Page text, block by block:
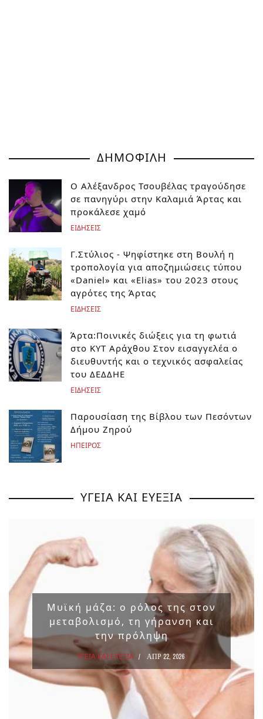
ΔΗΜΟΦΙΛΗ
Ο Αλέξανδρος Τσουβέλας τραγούδησε
σε πανηγύρι στην Καλαμιά Άρτας και
προκάλεσε χαμό
ΕΙΔΗΣΕΙΣ
Γ.Στύλιος - Ψηφίστηκε στη Βουλή η
τροπολογία για αποζημιώσεις τύπου
«Daniel» και «Elias» του 2023 στους
αγρότες της Άρτας
ΕΙΔΗΣΕΙΣ
Άρτα:Ποινικές διώξεις για τη φωτιά
στο ΚΥΤ Αράχθου Στον εισαγγελέα ο
διευθυντής και ο τεχνικός ασφαλείας
του ΔΕΔΔΗΕ
ΕΙΔΗΣΕΙΣ
Παρουσίαση της Βίβλου των Πεσόντων
Δήμου Ζηρού
ΗΠΕΙΡΟΣ
ΥΓΕΙΑ ΚΑΙ ΕΥΕΞΙΑ
Μυϊκή μάζα: ο ρόλος της στον
μεταβολισμό, τη γήρανση και
την πρόληψη
ΥΓΕΙΑ ΚΑΙ ΕΥΕΞΙΑ ΑΠΡ 22, 2026